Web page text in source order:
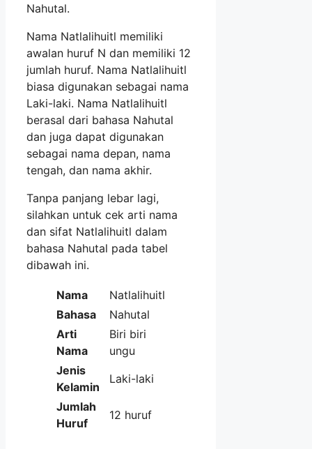
Nahutal.
Nama Natlalihuitl memiliki
awalan huruf N dan memiliki 12
jumlah huruf. Nama Natlalihuitl
biasa digunakan sebagai nama
Laki-laki. Nama Natlalihuitl
berasal dari bahasa Nahutal
dan juga dapat digunakan
sebagai nama depan, nama
tengah, dan nama akhir.
Tanpa panjang lebar lagi,
silahkan untuk cek arti nama
dan sifat Natlalihuitl dalam
bahasa Nahutal pada tabel
dibawah ini.
Nama
Natlalihuitl
Bahasa
Nahutal
Arti
Nama
Biri biri
ungu
Jenis
Kelamin
Laki-laki
Jumlah
Huruf
12 huruf